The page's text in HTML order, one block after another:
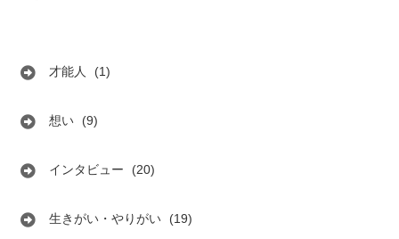
才能人 (1)
想い (9)
インタビュー (20)
生きがい・やりがい (19)